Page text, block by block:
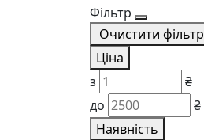
Фільтр
Очистити фільтр
Ціна
з
₴
до
₴
Наявність